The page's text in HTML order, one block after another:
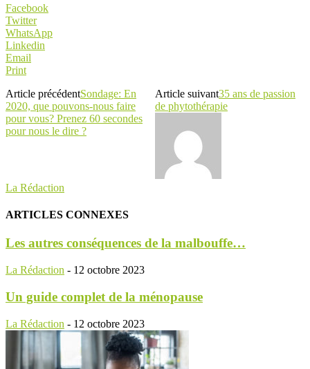
Facebook
Twitter
WhatsApp
Linkedin
Email
Print
Article précédentSondage: En
2020, que pouvons-nous faire
pour vous? Prenez 60 secondes
pour nous le dire ?
Article suivant35 ans de passion
de phytothérapie
La Rédaction
ARTICLES CONNEXES
Les autres conséquences de la malbouffe…
La Rédaction - 12 octobre 2023
Un guide complet de la ménopause
La Rédaction - 12 octobre 2023